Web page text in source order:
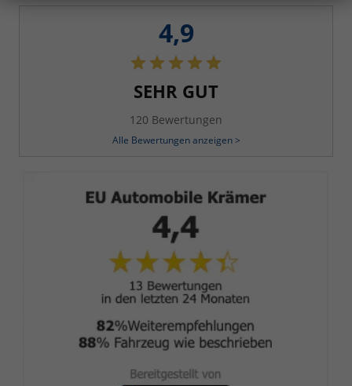
4,9
SEHR GUT
120 Bewertungen
Alle Bewertungen anzeigen >